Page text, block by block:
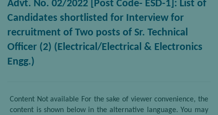
Advt. No. 02/2022 [Post Code- ESD-1]: List of
Candidates shortlisted for Interview for
recruitment of Two posts of Sr. Technical
Officer (2) (Electrical/Electrical & Electronics
Engg.)
Content Not available For the sake of viewer convenience, the
content is shown below in the alternative language. You may